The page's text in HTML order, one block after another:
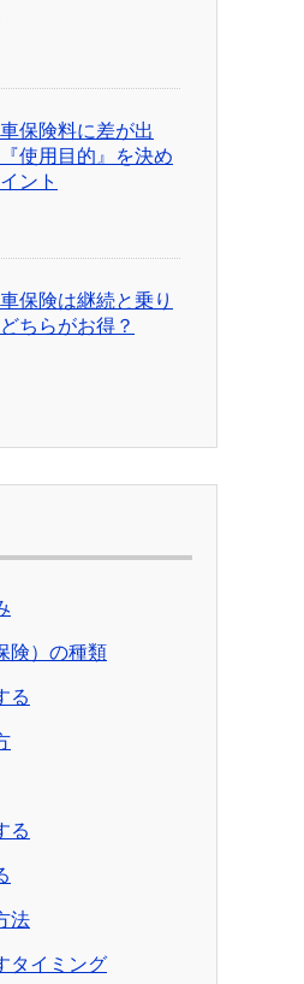
保険料に差が出
使用目的』を決め
ント
保険は継続と乗り
ちらがお得？
険）の種類
る
る
法
タイミング